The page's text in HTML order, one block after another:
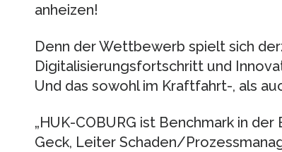
anheizen!
Denn der Wettbewerb spielt sich
Digitalisierungsfortschritt und
Und das sowohl im Kraftfahrt-, als
„HUK-COBURG ist Benchmark in
Geck, Leiter Schaden/